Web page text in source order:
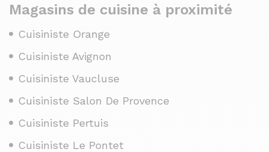
Magasins de cuisine à proximité
Cuisiniste Orange
Cuisiniste Avignon
Cuisiniste Vaucluse
Cuisiniste Salon De Provence
Cuisiniste Pertuis
Cuisiniste Le Pontet